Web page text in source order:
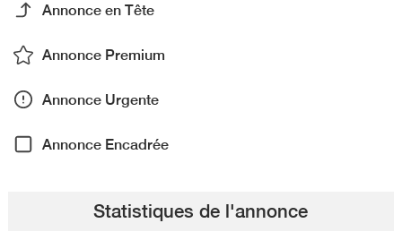
Annonce en Tête
Annonce Premium
Annonce Urgente
Annonce Encadrée
Statistiques de l'annonce